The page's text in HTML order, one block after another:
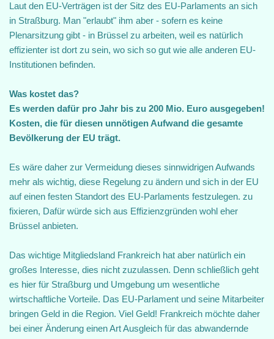
Laut den EU-Verträgen ist der Sitz des EU-Parlaments an sich
in Straßburg. Man "erlaubt" ihm aber - sofern es keine
Plenarsitzung gibt - in Brüssel zu arbeiten, weil es natürlich
effizienter ist dort zu sein, wo sich so gut wie alle anderen EU-
Institutionen befinden.
Was kostet das?
Es werden dafür pro Jahr bis zu 200 Mio. Euro ausgegeben!
Kosten, die für diesen unnötigen Aufwand die gesamte
Bevölkerung der EU trägt.
Es wäre daher zur Vermeidung dieses sinnwidrigen Aufwands
mehr als wichtig, diese Regelung zu ändern und sich in der EU
auf einen festen Standort des EU-Parlaments festzulegen. zu
fixieren, Dafür würde sich aus Effizienzgründen wohl eher
Brüssel anbieten.
Das wichtige Mitgliedsland Frankreich hat aber natürlich ein
großes Interesse, dies nicht zuzulassen. Denn schließlich geht
es hier für Straßburg und Umgebung um wesentliche
wirtschaftliche Vorteile. Das EU-Parlament und seine Mitarbeiter
bringen Geld in die Region. Viel Geld! Frankreich möchte daher
bei einer Änderung einen Art Ausgleich für das abwandernde